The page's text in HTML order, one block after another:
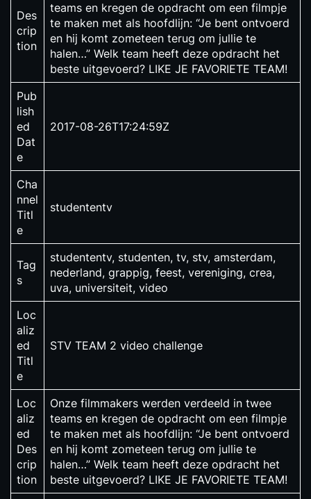
Des
crip
tion
teams en kregen de opdracht om een filmpje
te maken met als hoofdlijn: “Je bent ontvoerd
en hij komt zometeen terug om jullie te
halen…” Welk team heeft deze opdracht het
beste uitgevoerd? LIKE JE FAVORIETE TEAM!
Pub
lish
ed
Dat
e
2017-08-26T17:24:59Z
Cha
nnel
Titl
e
studententv
Tag
s
studententv, studenten, tv, stv, amsterdam,
nederland, grappig, feest, vereniging, crea,
uva, universiteit, video
Loc
aliz
ed
Titl
e
STV TEAM 2 video challenge
Loc
aliz
ed
Des
crip
tion
Onze filmmakers werden verdeeld in twee
teams en kregen de opdracht om een filmpje
te maken met als hoofdlijn: “Je bent ontvoerd
en hij komt zometeen terug om jullie te
halen…” Welk team heeft deze opdracht het
beste uitgevoerd? LIKE JE FAVORIETE TEAM!